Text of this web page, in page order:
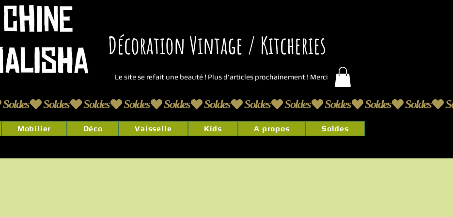
Décoration Vintage / Kitcheries
Le site se refait une beauté ! Plus d'articles prochainement ! Merci
Mobilier Déco Vaisselle Kids A propos Soldes